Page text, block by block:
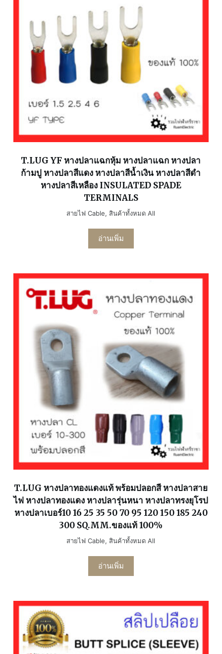
T.LUG YF หางปลาแฉกหุ้ม หางปลาแฉก หางปลา
ก้ามปู หางปลาสีแดง หางปลาสีน้ำเงิน หางปลาสีดำ
หางปลาสีเหลือง INSULATED SPADE
TERMINALS
สายไฟ Cable, สินค้าทั้งหมด All
อ่านเพิ่ม
T.LUG หางปลาทองแดงแท้ พร้อมปลอกสี หางปลาสาย
ไฟ หางปลาทองแดง หางปลารุ่นหนา หางปลาทรงยุโรป
หางปลาเบอร์10 16 25 35 50 70 95 120 150 185 240
300 SQ.MM.ของแท้ 100%
สายไฟ Cable, สินค้าทั้งหมด All
อ่านเพิ่ม